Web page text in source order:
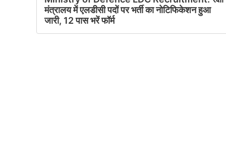
मंत्रालय में एलडीसी पदों पर भर्ती का नोटिफिकेशन हुआ
जारी, 12 पास भरें फॉर्म